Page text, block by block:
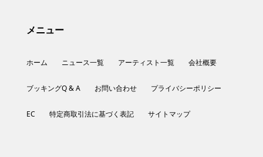
メニュー
ホーム ニュース一覧 アーティスト一覧 会社概要
ブッキングQ & A お問い合わせ プライバシーポリシー
EC 特定商取引法に基づく表記 サイトマップ